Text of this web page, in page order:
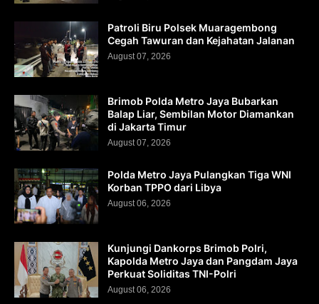
Patroli Biru Polsek Muaragembong
Cegah Tawuran dan Kejahatan Jalanan
August 07, 2026
Brimob Polda Metro Jaya Bubarkan
Balap Liar, Sembilan Motor Diamankan
di Jakarta Timur
August 07, 2026
Polda Metro Jaya Pulangkan Tiga WNI
Korban TPPO dari Libya
August 06, 2026
Kunjungi Dankorps Brimob Polri,
Kapolda Metro Jaya dan Pangdam Jaya
Perkuat Soliditas TNI-Polri
August 06, 2026